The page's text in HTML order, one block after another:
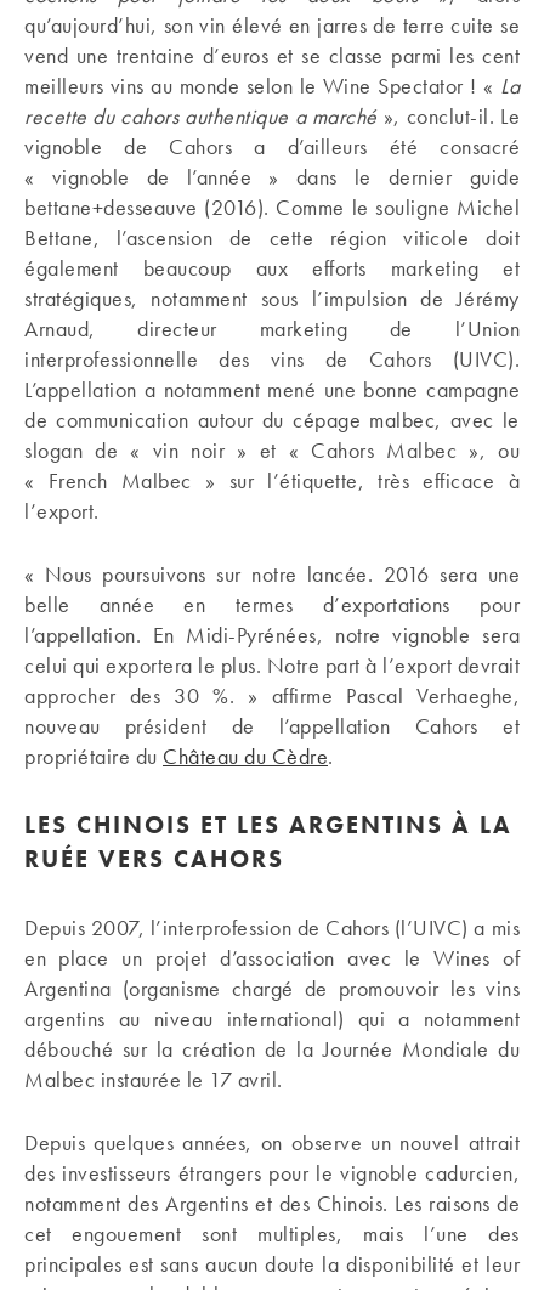
qu’aujourd’hui, son vin élevé en jarres de terre cuite se
vend une trentaine d’euros et se classe parmi les cent
meilleurs vins au monde selon le Wine Spectator ! « La
recette du cahors authentique a marché», conclut-il. Le
vignoble de Cahors a d’ailleurs été consacré
« vignoble de l’année » dans le dernier guide
bettane+desseauve (2016). Comme le souligne Michel
Bettane, l’ascension de cette région viticole doit
également beaucoup aux efforts marketing et
stratégiques, notamment sous l’impulsion de Jérémy
Arnaud, directeur marketing de l’Union
interprofessionnelle des vins de Cahors (UIVC).
L’appellation a notamment mené une bonne campagne
de communication autour du cépage malbec, avec le
slogan de « vin noir » et « Cahors Malbec », ou
« French Malbec » sur l’étiquette, très efficace à
l’export.
« Nous poursuivons sur notre lancée. 2016 sera une
belle année en termes d’exportations pour
l’appellation. En Midi-Pyrénées, notre vignoble sera
celui qui exportera le plus. Notre part à l’export devrait
approcher des 30 %. » affirme Pascal Verhaeghe,
nouveau président de l’appellation Cahors et
propriétaire du Château du Cèdre.
LES CHINOIS ET LES ARGENTINS À LA
RUÉE VERS CAHORS
Depuis 2007, l’interprofession de Cahors (l’UIVC) a mis
en place un projet d’association avec le Wines of
Argentina (organisme chargé de promouvoir les vins
argentins au niveau international) qui a notamment
débouché sur la création de la Journée Mondiale du
Malbec instaurée le 17 avril.
Depuis quelques années, on observe un nouvel attrait
des investisseurs étrangers pour le vignoble cadurcien,
notamment des Argentins et des Chinois. Les raisons de
cet engouement sont multiples, mais l’une des
principales est sans aucun doute la disponibilité et leur